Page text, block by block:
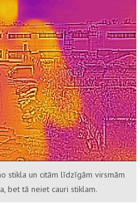
stikla un citām līdzīgām virsmām
bet tā neiet cauri stiklam.